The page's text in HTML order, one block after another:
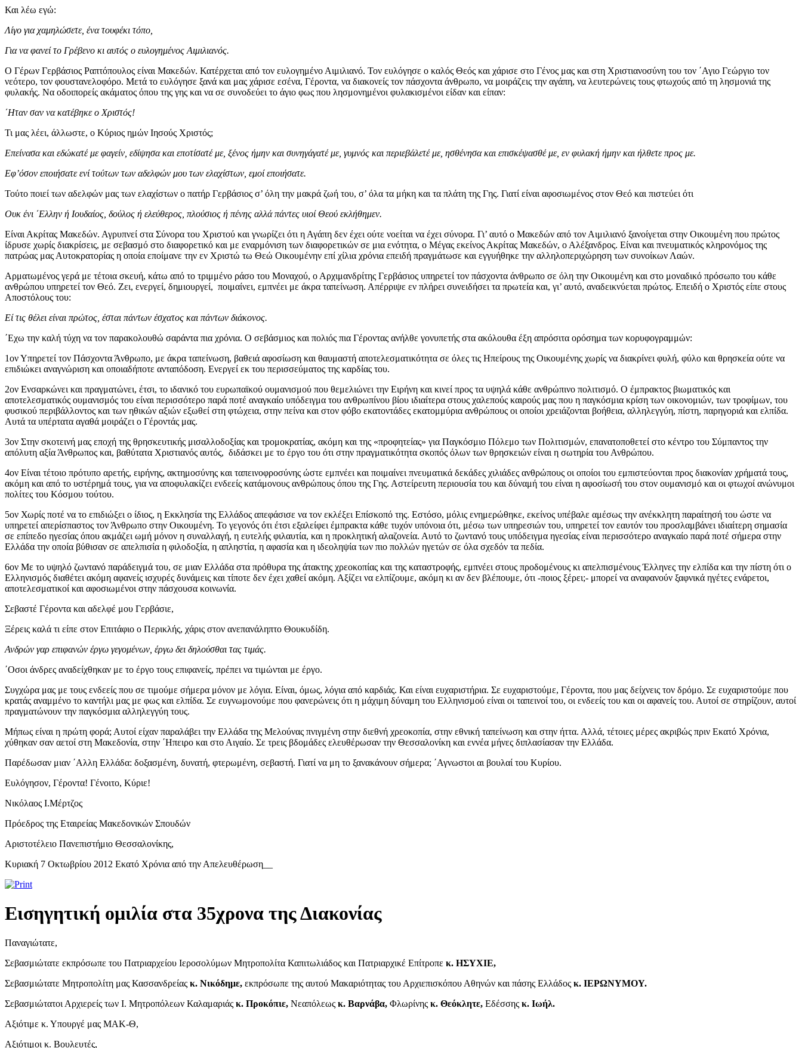
Και λέω εγώ:
Λίγο για χαμηλώσετε, ένα τουφέκι τόπο,
Για να φανεί το Γρέβενο κι αυτός ο ευλογημένος Αιμιλιανός.
Ο Γέρων Γερβάσιος Ραπτόπουλος είναι Μακεδών. Κατέρχεται από τον ευλογημένο Αιμιλιανό. Τον ευλόγησε ο καλός Θεός και χάρισε στο Γένος μας και στη Χριστιανοσύνη του τον ΄Αγιο Γεώργιο τον
νεότερο, τον φουστανελοφόρο. Μετά το ευλόγησε ξανά και μας χάρισε εσένα, Γέροντα, να διακονείς τον πάσχοντα άνθρωπο, να μοιράζεις την αγάπη, να λευτερώνεις τους φτωχούς από τη λησμονιά της
φυλακής. Να οδοιπορείς ακάματος όπου της γης και να σε συνοδεύει το άγιο φως που λησμονημένοι φυλακισμένοι είδαν και είπαν:
΄Ηταν σαν να κατέβηκε ο Χριστός!
Τι μας λέει, άλλωστε, ο Κύριος ημών Ιησούς Χριστός;
Επείνασα και εδώκατέ με φαγείν, εδίψησα και εποτίσατέ με, ξένος ήμην και συνηγάγατέ με, γυμνός και περιεβάλετέ με, ησθένησα και επισκέψασθέ με, εν φυλακή ήμην και ήλθετε προς με.
Εφ’όσον εποιήσατε ενί τούτων των αδελφών μου των ελαχίστων, εμοί εποιήσατε.
Τούτο ποιεί των αδελφών μας των ελαχίστων ο πατήρ Γερβάσιος σ’ όλη την μακρά ζωή του, σ’ όλα τα μήκη και τα πλάτη της Γης. Γιατί είναι αφοσιωμένος στον Θεό και πιστεύει ότι
Ουκ ένι ΄Ελλην ή Ιουδαίος, δούλος ή ελεύθερος, πλούσιος ή πένης αλλά πάντες υιοί Θεού εκλήθημεν.
Είναι Ακρίτας Μακεδών. Αγρυπνεί στα Σύνορα του Χριστού και γνωρίζει ότι η Αγάπη δεν έχει ούτε νοείται να έχει σύνορα. Γι’ αυτό ο Μακεδών από τον Αιμιλιανό ξανοίγεται στην Οικουμένη που πρώτος
ίδρυσε χωρίς διακρίσεις, με σεβασμό στο διαφορετικό και με εναρμόνιση των διαφορετικών σε μια ενότητα, ο Μέγας εκείνος Ακρίτας Μακεδών, ο Αλέξανδρος. Είναι και πνευματικός κληρονόμος της
πατρώας μας Αυτοκρατορίας η οποία εποίμανε την εν Χριστώ τω Θεώ Οικουμένην επί χίλια χρόνια επειδή πραγμάτωσε και εγγυήθηκε την αλληλοπεριχώρηση των συνοίκων Λαών.
Αρματωμένος γερά με τέτοια σκευή, κάτω από το τριμμένο ράσο του Μοναχού, ο Αρχιμανδρίτης Γερβάσιος υπηρετεί τον πάσχοντα άνθρωπο σε όλη την Οικουμένη και στο μοναδικό πρόσωπο του κάθε
ανθρώπου υπηρετεί τον Θεό. Ζει, ενεργεί, δημιουργεί, ποιμαίνει, εμπνέει με άκρα ταπείνωση. Απέρριψε εν πλήρει συνειδήσει τα πρωτεία και, γι’ αυτό, αναδεικνύεται πρώτος. Επειδή ο Χριστός είπε στους
Αποστόλους του:
Εί τις θέλει είναι πρώτος, έσται πάντων έσχατος και πάντων διάκονος.
΄Εχω την καλή τύχη να τον παρακολουθώ σαράντα πια χρόνια. Ο σεβάσμιος και πολιός πια Γέροντας ανήλθε γονυπετής στα ακόλουθα έξη απρόσιτα ορόσημα των κορυφογραμμών:
1ον Υπηρετεί τον Πάσχοντα Άνθρωπο, με άκρα ταπείνωση, βαθειά αφοσίωση και θαυμαστή αποτελεσματικότητα σε όλες τις Ηπείρους της Οικουμένης χωρίς να διακρίνει φυλή, φύλο και θρησκεία ούτε να
επιδιώκει αναγνώριση και οποιαδήποτε ανταπόδοση. Ενεργεί εκ του περισσεύματος της καρδίας του.
2ον Ενσαρκώνει και πραγματώνει, έτσι, το ιδανικό του ευρωπαϊκού ουμανισμού που θεμελιώνει την Ειρήνη και κινεί προς τα υψηλά κάθε ανθρώπινο πολιτισμό. Ο έμπρακτος βιωματικός και
αποτελεσματικός ουμανισμός του είναι περισσότερο παρά ποτέ αναγκαίο υπόδειγμα του ανθρωπίνου βίου ιδιαίτερα στους χαλεπούς καιρούς μας που η παγκόσμια κρίση των οικονομιών, των τροφίμων, του
φυσικού περιβάλλοντος και των ηθικών αξιών εξωθεί στη φτώχεια, στην πείνα και στον φόβο εκατοντάδες εκατομμύρια ανθρώπους οι οποίοι χρειάζονται βοήθεια, αλληλεγγύη, πίστη, παρηγοριά και ελπίδα.
Αυτά τα υπέρτατα αγαθά μοιράζει ο Γέροντάς μας.
3ον Στην σκοτεινή μας εποχή της θρησκευτικής μισαλλοδοξίας και τρομοκρατίας, ακόμη και της «προφητείας» για Παγκόσμιο Πόλεμο των Πολιτισμών, επανατοποθετεί στο κέντρο του Σύμπαντος την
απόλυτη αξία Άνθρωπος και, βαθύτατα Χριστιανός αυτός, διδάσκει με το έργο του ότι στην πραγματικότητα σκοπός όλων των θρησκειών είναι η σωτηρία του Ανθρώπου.
4ον Είναι τέτοιο πρότυπο αρετής, ειρήνης, ακτημοσύνης και ταπεινοφροσύνης ώστε εμπνέει και ποιμαίνει πνευματικά δεκάδες χιλιάδες ανθρώπους οι οποίοι του εμπιστεύονται προς διακονίαν χρήματά τους,
ακόμη και από το υστέρημά τους, για να αποφυλακίζει ενδεείς κατάμονους ανθρώπους όπου της Γης. Αστείρευτη περιουσία του και δύναμή του είναι η αφοσίωσή του στον ουμανισμό και οι φτωχοί ανώνυμοι
πολίτες του Κόσμου τούτου.
5ον Χωρίς ποτέ να το επιδιώξει ο ίδιος, η Εκκλησία της Ελλάδος απεφάσισε να τον εκλέξει Επίσκοπό της. Eστόσο, μόλις ενημερώθηκε, εκείνος υπέβαλε αμέσως την ανέκκλητη παραίτησή του ώστε να
υπηρετεί απερίσπαστος τον Άνθρωπο στην Οικουμένη. Το γεγονός ότι έτσι εξαλείφει έμπρακτα κάθε τυχόν υπόνοια ότι, μέσω των υπηρεσιών του, υπηρετεί τον εαυτόν του προσλαμβάνει ιδιαίτερη σημασία
σε επίπεδο ηγεσίας όπου ακμάζει ωμή μόνον η συναλλαγή, η ευτελής φιλαυτία, και η προκλητική αλαζονεία. Αυτό το ζωντανό τους υπόδειγμα ηγεσίας είναι περισσότερο αναγκαίο παρά ποτέ σήμερα στην
Ελλάδα την οποία βύθισαν σε απελπισία η φιλοδοξία, η απληστία, η αφασία και η ιδεοληψία των πιο πολλών ηγετών σε όλα σχεδόν τα πεδία.
6ον Με το υψηλό ζωντανό παράδειγμά του, σε μιαν Ελλάδα στα πρόθυρα της άτακτης χρεοκοπίας και της καταστροφής, εμπνέει στους προδομένους κι απελπισμένους Έλληνες την ελπίδα και την πίστη ότι ο
Ελληνισμός διαθέτει ακόμη αφανείς ισχυρές δυνάμεις και τίποτε δεν έχει χαθεί ακόμη. Αξίζει να ελπίζουμε, ακόμη κι αν δεν βλέπουμε, ότι -ποιος ξέρει;- μπορεί να αναφανούν ξαφνικά ηγέτες ενάρετοι,
αποτελεσματικοί και αφοσιωμένοι στην πάσχουσα κοινωνία.
Σεβαστέ Γέροντα και αδελφέ μου Γερβάσιε,
Ξέρεις καλά τι είπε στον Επιτάφιο ο Περικλής, χάρις στον ανεπανάληπτο Θουκυδίδη.
Ανδρών γαρ επιφανών έργω γεγομένων, έργω δει δηλούσθαι τας τιμάς.
΄Οσοι άνδρες αναδείχθηκαν με το έργο τους επιφανείς, πρέπει να τιμώνται με έργο.
Συγχώρα μας με τους ενδεείς που σε τιμούμε σήμερα μόνον με λόγια. Είναι, όμως, λόγια από καρδιάς. Και είναι ευχαριστήρια. Σε ευχαριστούμε, Γέροντα, που μας δείχνεις τον δρόμο. Σε ευχαριστούμε που
κρατάς αναμμένο το καντήλι μας με φως και ελπίδα. Σε ευγνωμονούμε που φανερώνεις ότι η μάχιμη δύναμη του Ελληνισμού είναι οι ταπεινοί του, οι ενδεείς του και οι αφανείς του. Αυτοί σε στηρίζουν, αυτοί
πραγματώνουν την παγκόσμια αλληλεγγύη τους.
Μήπως είναι η πρώτη φορά; Αυτοί είχαν παραλάβει την Ελλάδα της Μελούνας πνιγμένη στην διεθνή χρεοκοπία, στην εθνική ταπείνωση και στην ήττα. Αλλά, τέτοιες μέρες ακριβώς πριν Εκατό Χρόνια,
χύθηκαν σαν αετοί στη Μακεδονία, στην ΄Ηπειρο και στο Αιγαίο. Σε τρεις βδομάδες ελευθέρωσαν την Θεσσαλονίκη και εννέα μήνες διπλασίασαν την Ελλάδα.
Παρέδωσαν μιαν ΄Αλλη Ελλάδα: δοξασμένη, δυνατή, φτερωμένη, σεβαστή. Γιατί να μη το ξανακάνουν σήμερα; ΄Αγνωστοι αι βουλαί του Κυρίου.
Ευλόγησον, Γέροντα! Γένοιτο, Κύριε!
Νικόλαος Ι.Μέρτζος
Πρόεδρος της Εταιρείας Μακεδονικών Σπουδών
Αριστοτέλειο Πανεπιστήμιο Θεσσαλονίκης,
Κυριακή 7 Οκτωβρίου 2012 Εκατό Χρόνια από την Απελευθέρωση__
Εισηγητική ομιλία στα 35χρονα της Διακονίας
Παναγιώτατε,
Σεβασμιώτατε εκπρόσωπε του Πατριαρχείου Ιεροσολύμων Μητροπολίτα Καπιτωλιάδος και Πατριαρχικέ Επίτροπε κ. ΗΣΥΧΙΕ,
Σεβασμιώτατε Μητροπολίτη μας Κασσανδρείας κ. Νικόδημε, εκπρόσωπε της αυτού Μακαριότητας του Αρχιεπισκόπου Αθηνών και πάσης Ελλάδος κ. ΙΕΡΩΝΥΜΟΥ.
Σεβασμιώτατοι Αρχιερείς των Ι. Μητροπόλεων Καλαμαριάς κ. Προκόπιε, Νεαπόλεως κ. Βαρνάβα, Φλωρίνης κ. Θεόκλητε, Εδέσσης κ. Ιωήλ.
Αξιότιμε κ. Υπουργέ μας ΜΑΚ-Θ,
Αξιότιμοι κ. Βουλευτές,